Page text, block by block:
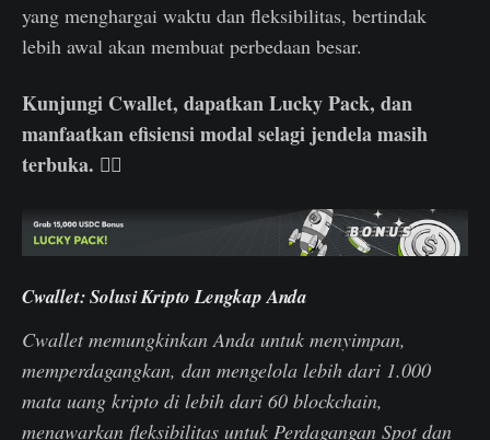
yang menghargai waktu dan fleksibilitas, bertindak
lebih awal akan membuat perbedaan besar.
Kunjungi Cwallet, dapatkan Lucky Pack, dan
manfaatkan efisiensi modal selagi jendela masih
terbuka. 👇🏻
Cwallet: Solusi Kripto Lengkap Anda
Cwallet memungkinkan Anda untuk menyimpan,
memperdagangkan, dan mengelola lebih dari 1.000
mata uang kripto di lebih dari 60 blockchain,
menawarkan fleksibilitas untuk Perdagangan Spot dan